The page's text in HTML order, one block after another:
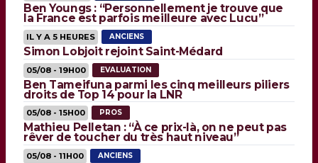
Ben Youngs : “Personnellement je trouve que
la France est parfois meilleure avec Lucu”
IL Y A 5 HEURES ANCIENS
Simon Lobjoit rejoint Saint-Médard
05/08 - 19H00 EVALUATION
Ben Tameifuna parmi les cinq meilleurs piliers
droits de Top 14 pour la LNR
05/08 - 15H00 PROS
Mathieu Pelletan : “À ce prix-là, on ne peut pas
rêver de toucher du très haut niveau”
05/08 - 11H00 ANCIENS